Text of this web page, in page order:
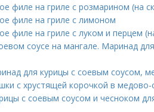
филе на гриле с розмарином (на
филе на гриле с лимоном
филе на гриле с луком и перцем
соусе на мангале. Маринад
для курицы с соевым соусом,
с хрустящей корочкой в
с соевым соусом и чесноком